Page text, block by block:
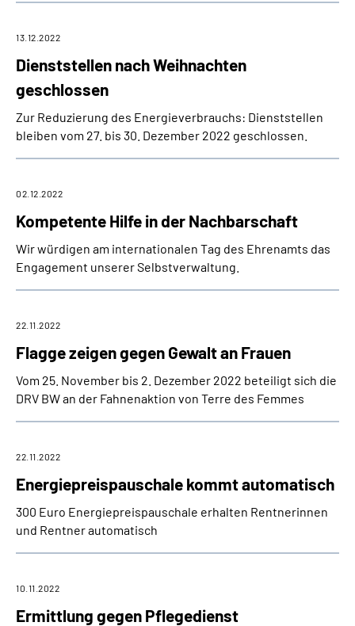
Suche
Dienststellen nach Weihnachten
geschlossen
13.12.2022
Zur Reduzierung des Energieverbrauchs: Dienststellen
bleiben vom 27. bis 30. Dezember 2022 geschlossen.
Kompetente Hilfe in der Nachbarschaft
02.12.2022
Wir würdigen am internationalen Tag des Ehrenamts das
Engagement unserer Selbstverwaltung.
Flagge zeigen gegen Gewalt an Frauen
22.11.2022
Vom 25. November bis 2. Dezember 2022 beteiligt sich die
DRV BW an der Fahnenaktion von Terre des Femmes
Energiepreispauschale kommt automatisch
22.11.2022
300 Euro Energiepreispauschale erhalten Rentnerinnen
und Rentner automatisch
Ermittlung gegen Pflegedienst
10.11.2022